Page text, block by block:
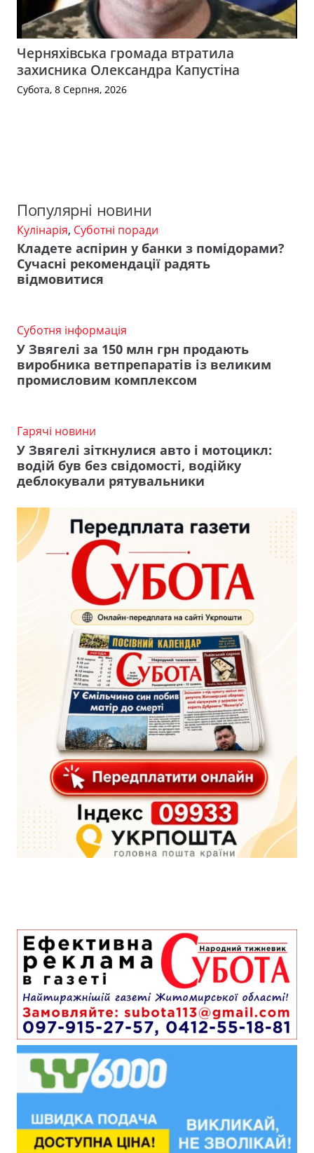
Черняхівська громада втратила
захисника Олександра Капустіна
Субота, 8 Серпня, 2026
Популярні новини
Кулінарія, Суботні поради
Кладете аспірин у банки з помідорами?
Сучасні рекомендації радять
відмовитися
Суботня інформація
У Звягелі за 150 млн грн продають
виробника ветпрепаратів із великим
промисловим комплексом
Гарячі новини
У Звягелі зіткнулися авто і мотоцикл:
водій був без свідомості, водійку
деблокували рятувальники